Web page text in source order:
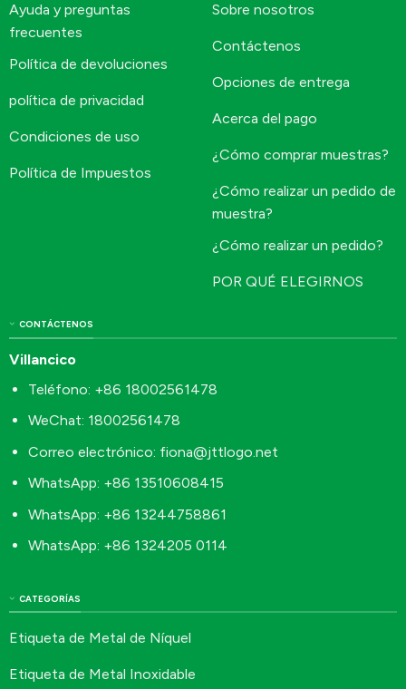
Ayuda y preguntas
frecuentes
Política de devoluciones
política de privacidad
Condiciones de uso
Política de Impuestos
Sobre nosotros
Contáctenos
Opciones de entrega
Acerca del pago
¿Cómo comprar muestras?
¿Cómo realizar un pedido de
muestra?
¿Cómo realizar un pedido?
POR QUÉ ELEGIRNOS
CATEGORÍAS
Etiqueta de Metal de Níquel
Etiqueta de Metal Inoxidable
CONTÁCTENOS
Villancico
Teléfono: +86 18002561478
WeChat: 18002561478
Correo electrónico: fiona@jttlogo.net
WhatsApp: +86 13510608415
WhatsApp: +86 13244758861
WhatsApp: +86 1324205 0114